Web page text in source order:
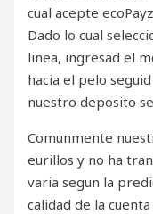
cual acepte
Dado lo cual
linea, ingresad el
hacia el pelo
nuestro deposito
Comunmente
eurillos y no ha
varia segun la
calidad de la